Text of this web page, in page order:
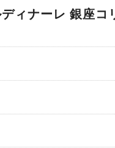
ィナーレ 銀座